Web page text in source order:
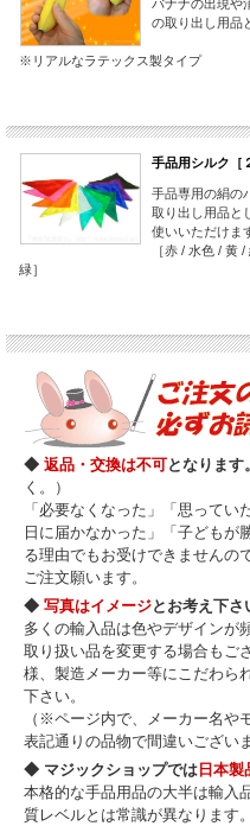
バナナの出現や
の取り出し用品
※リアルなラテックス製タイプ
手品用シルク［
手品専用の絹の
取り出し用品と
使いいただけま
［赤 / 水色 / 黄
緑］
◆ 返品・交換は不可となります。
く。）
「必要なくなった」「思って
日に届かなかった」「子どもが
る理由でもお受けできませんの
ご注文願います。
◆ 写真はイメージとお考え下さ
多くの輸入品は色やデザインが
取り扱い品を変更する場合もご
様、製造メーカー等にこだわら
下さい。
（※ページ内で、メーカー名や
表記通りの品物で間違いござい
◆ マジックショップでは日本製
本格的な手品用品の大半は輸入
質レベルとは常識が異なります